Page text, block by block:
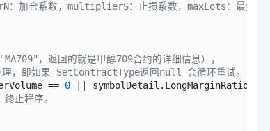
仓系数，multiplierS：止损系数，maxLots：最大加
，返回的就是甲醇709合约的详细信息），
，即如果 SetContractType返回null 会循环重试。
== 0 || symbolDetail. LongMarginRatio
止程序。